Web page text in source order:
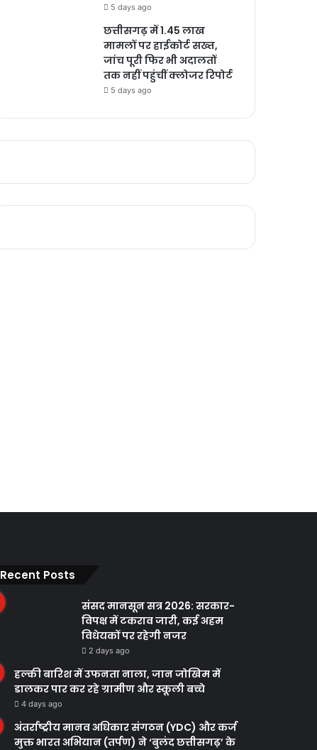
5 days ago
छत्तीसगढ़ में 1.45 लाख
मामलों पर हाईकोर्ट सख्त,
जांच पूरी फिर भी अदालतों
तक नहीं पहुंचीं क्लोजर रिपोर्ट
5 days ago
Recent Posts
संसद मानसून सत्र 2026: सरकार-
विपक्ष में टकराव जारी, कई अहम
विधेयकों पर रहेगी नजर
2 days ago
हल्की बारिश में उफनता नाला, जान जोखिम में
डालकर पार कर रहे ग्रामीण और स्कूली बच्चे
4 days ago
अंतर्राष्ट्रीय मानव अधिकार संगठन (YDC) और कर्ज
मुक्त भारत अभियान (तर्पण) ने ‘बुलंद छत्तीसगढ़’ के